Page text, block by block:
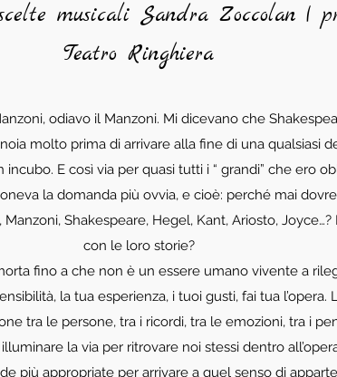
musicali Sandra Zoccolan |
Teatro Ringhiera
odiavo il Manzoni. Mi dicevano che
molto prima di arrivare alla fine di una qualsiasi
incubo. E così via per quasi tutti i “ grandi” che ero
la domanda più ovvia, e cioè: perché mai
Shakespeare, Hegel, Kant, Ariosto, Joyce…?
con le loro storie?
fino a che non è un essere umano vivente a
la tua esperienza, i tuoi gusti, fai tua l’opera.
tra le persone, tra i ricordi, tra le emozioni, tra i
la via per ritrovare noi stessi dentro
più appropriate per arrivare a quel senso di